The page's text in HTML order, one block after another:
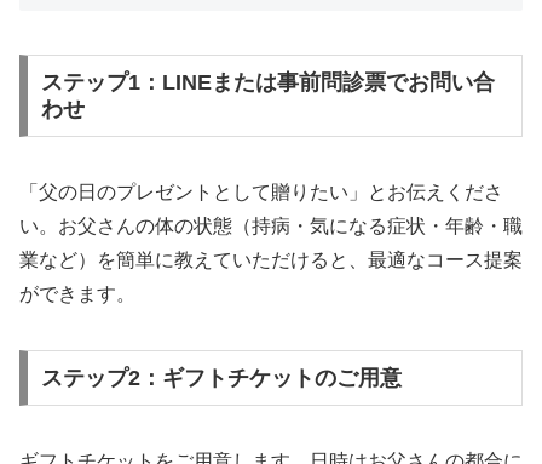
ステップ1：LINEまたは事前問診票でお問い合
わせ
「父の日のプレゼントとして贈りたい」とお伝えくださ
い。お父さんの体の状態（持病・気になる症状・年齢・職
業など）を簡単に教えていただけると、最適なコース提案
ができます。
ステップ2：ギフトチケットのご用意